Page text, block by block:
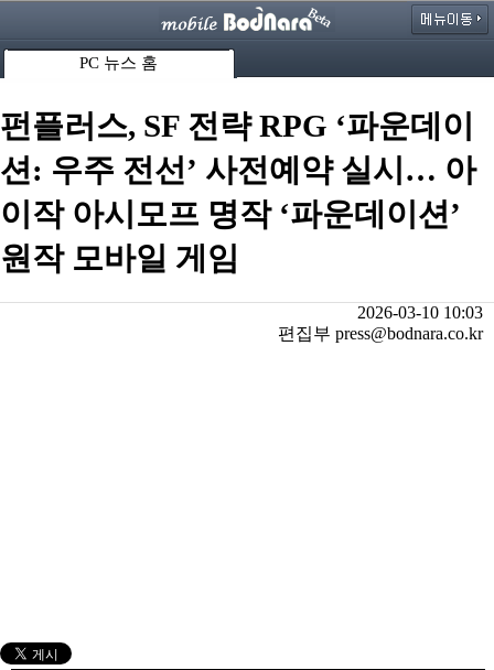
PC 뉴스 홈
펀플러스, SF 전략 RPG ‘파운데이
션: 우주 전선’ 사전예약 실시… 아
이작 아시모프 명작 ‘파운데이션’
원작 모바일 게임
2026-03-10 10:03
편집부 press@bodnara.co.kr